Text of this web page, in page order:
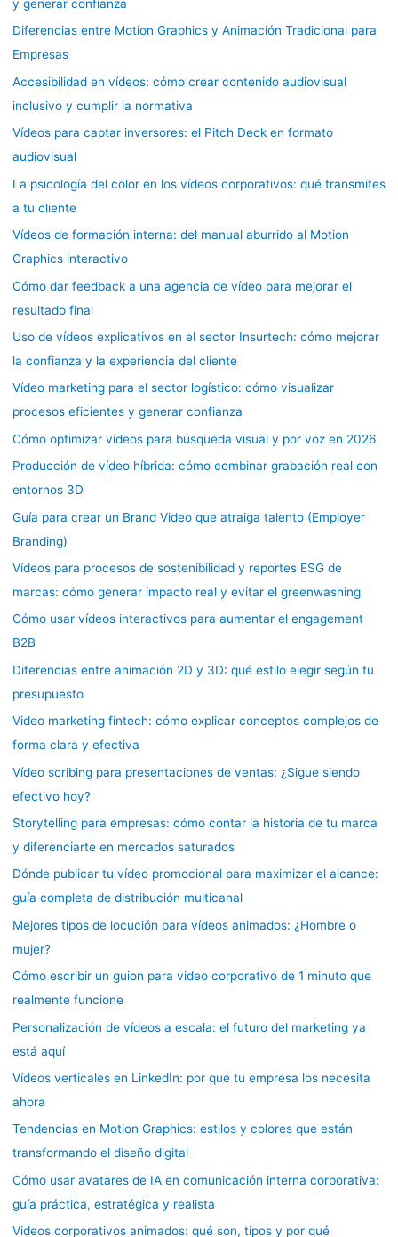
y generar confianza
Diferencias entre Motion Graphics y Animación Tradicional para
Empresas
Accesibilidad en vídeos: cómo crear contenido audiovisual
inclusivo y cumplir la normativa
Vídeos para captar inversores: el Pitch Deck en formato
audiovisual
La psicología del color en los vídeos corporativos: qué transmites
a tu cliente
Vídeos de formación interna: del manual aburrido al Motion
Graphics interactivo
Cómo dar feedback a una agencia de vídeo para mejorar el
resultado final
Uso de vídeos explicativos en el sector Insurtech: cómo mejorar
la confianza y la experiencia del cliente
Vídeo marketing para el sector logístico: cómo visualizar
procesos eficientes y generar confianza
Cómo optimizar vídeos para búsqueda visual y por voz en 2026
Producción de vídeo híbrida: cómo combinar grabación real con
entornos 3D
Guía para crear un Brand Video que atraiga talento (Employer
Branding)
Vídeos para procesos de sostenibilidad y reportes ESG de
marcas: cómo generar impacto real y evitar el greenwashing
Cómo usar vídeos interactivos para aumentar el engagement
B2B
Diferencias entre animación 2D y 3D: qué estilo elegir según tu
presupuesto
Video marketing fintech: cómo explicar conceptos complejos de
forma clara y efectiva
Vídeo scribing para presentaciones de ventas: ¿Sigue siendo
efectivo hoy?
Storytelling para empresas: cómo contar la historia de tu marca
y diferenciarte en mercados saturados
Dónde publicar tu vídeo promocional para maximizar el alcance:
guía completa de distribución multicanal
Mejores tipos de locución para vídeos animados: ¿Hombre o
mujer?
Cómo escribir un guion para video corporativo de 1 minuto que
realmente funcione
Personalización de vídeos a escala: el futuro del marketing ya
está aquí
Vídeos verticales en LinkedIn: por qué tu empresa los necesita
ahora
Tendencias en Motion Graphics: estilos y colores que están
transformando el diseño digital
Cómo usar avatares de IA en comunicación interna corporativa:
guía práctica, estratégica y realista
Videos corporativos animados: qué son, tipos y por qué